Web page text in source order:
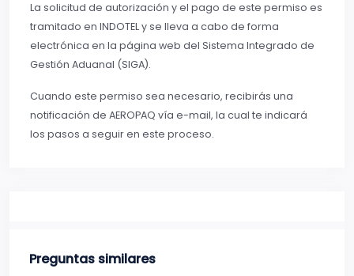
La solicitud de autorización y el pago de este permiso es
tramitado en INDOTEL y se lleva a cabo de forma
electrónica en la página web del Sistema Integrado de
Gestión Aduanal (SIGA).
Cuando este permiso sea necesario, recibirás una
notificación de AEROPAQ vía e-mail, la cual te indicará
los pasos a seguir en este proceso.
Preguntas similares